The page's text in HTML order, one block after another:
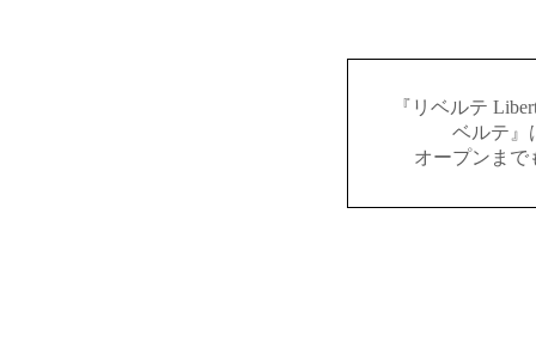
『リベルテ
ベルテ』
オープンまで